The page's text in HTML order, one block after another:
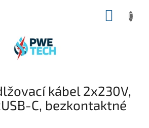
kábel 2x230V,
C, bezkontaktné